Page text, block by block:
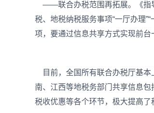
——联合办税范围再拓展。《指
税、地税纳税服务事项“一厅办理
项，要通过信息共享方式实现前台
目前，全国所有联合办税厅基本
南、江西等地税务部门共享信息
税收优惠等各个环节，极大提高了